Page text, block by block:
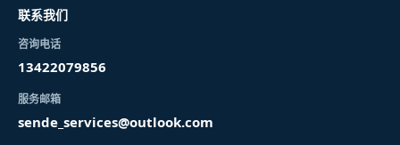
联系我们
咨询电话
13422079856
服务邮箱
sende_services@outlook.com